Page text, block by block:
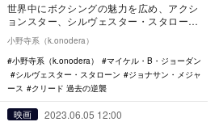
世界中にボクシングの魅力を広め、アクシ
ョンスター、シルヴェスター・スタローン
の代名詞にもなった大ヒットボクシング映
画『ロッキー』…
小野寺系（k.onodera）
小野寺系（k.onodera）
マイケル・B・ジョーダン
シルヴェスター・スタローン
ジョナサン・メジャ
ース
クリード 過去の逆襲
映画 2023.06.05 12:00